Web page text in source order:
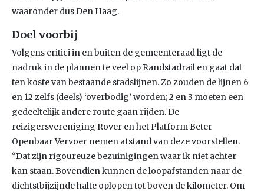
waaronder dus Den Haag.
Doel voorbij
Volgens critici in en buiten de gemeenteraad ligt de
nadruk in de plannen te veel op Randstadrail en gaat dat
ten koste van bestaande stadslijnen. Zo zouden de lijnen 6
en 12 zelfs (deels) ‘overbodig’ worden; 2 en 3 moeten een
gedeeltelijk andere route gaan rijden. De
reizigersvereniging Rover en het Platform Beter
Openbaar Vervoer nemen afstand van deze voorstellen.
“Dat zijn rigoureuze bezuinigingen waar ik niet achter
kan staan. Bovendien kunnen de loopafstanden naar de
dichtstbijzijnde halte oplopen tot boven de kilometer. Om